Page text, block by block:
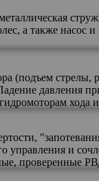
а также насос
(подъем стрелы,
давления
хода и
управления и
проверенные